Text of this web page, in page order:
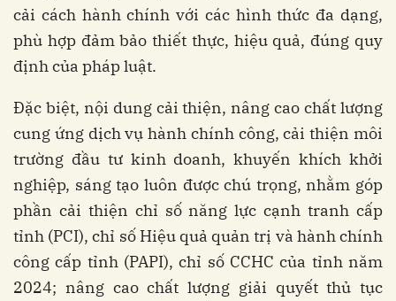
cải cách hành chính với các hình thức đa dạng,
phù hợp đảm bảo thiết thực, hiệu quả, đúng quy
định của pháp luật.
Đặc biệt, nội dung cải thiện, nâng cao chất lượng
cung ứng dịch vụ hành chính công, cải thiện môi
trường đầu tư kinh doanh, khuyến khích khởi
nghiệp, sáng tạo luôn được chú trọng, nhằm góp
phần cải thiện chỉ số năng lực cạnh tranh cấp
tỉnh (PCI), chỉ số Hiệu quả quản trị và hành chính
công cấp tỉnh (PAPI), chỉ số CCHC của tỉnh năm
2024; nâng cao chất lượng giải quyết thủ tục